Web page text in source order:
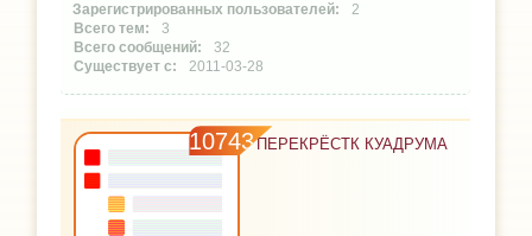
2
3
32
2011-03-28
10743ПЕРЕКРЁСТК КУАДРУМА